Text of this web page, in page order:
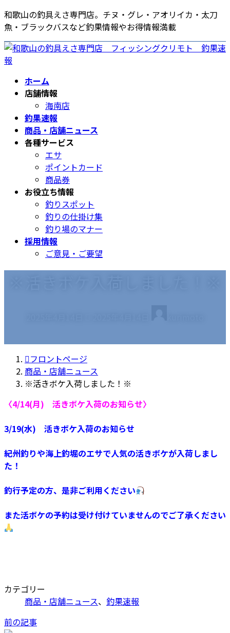
コ
ン
テ
ン
ツ
ナ
ビ
ゲ
ー
シ
和歌山の釣具えさ専門店。チヌ・グレ・アオリイカ・太刀
魚・ブラックバスなど釣果情報やお得情報満載
ホーム
店舗情報
海南店
釣果速報
商品・店舗ニュース
各種サービス
エサ
ポイントカード
商品券
お役立ち情報
釣りスポット
釣りの仕掛け集
釣り場のマナー
採用情報
ご意見・ご要望
新
時
:
フロントページ
商品・店舗ニュース
※活きボケ入荷しました！※
〈4/14(月) 活きボケ入荷のお知らせ〉
3/19(水) 活きボケ入荷のお知らせ
紀州釣りや海上釣堀のエサで人気の活きボケが入荷しまし
た！
釣行予定の方、是非ご利用ください
また活ボケの予約は受け付けていませんのでご了承ください
カテゴリー
商品・店舗ニュース、 釣果速報
前の記事